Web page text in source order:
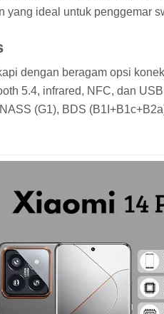
yang ideal untuk penggemar
dengan beragam opsi
5.4, infrared, NFC, dan
(G1), BDS